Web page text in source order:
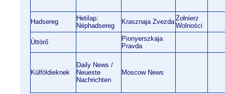
Hadsereg
Hetilap:
Néphadsereg
Krasznaja Zvezda Żołnierz
Wolności
Úttörő
Pionyerszkaja
Pravda
Külföldieknek
Daily News /
Neueste
Nachrichten
Moscow News